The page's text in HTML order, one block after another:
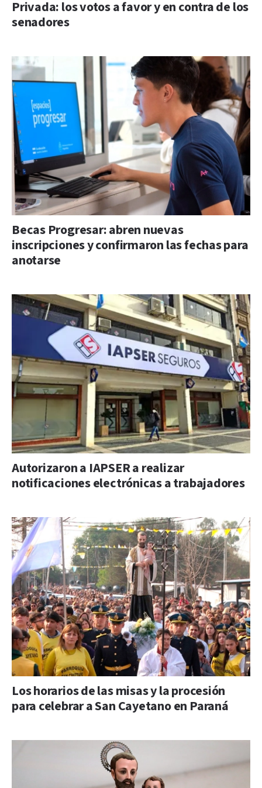
Privada: los votos a favor y en contra de los
senadores
Becas Progresar: abren nuevas
inscripciones y confirmaron las fechas para
anotarse
Autorizaron a IAPSER a realizar
notificaciones electrónicas a trabajadores
Los horarios de las misas y la procesión
para celebrar a San Cayetano en Paraná